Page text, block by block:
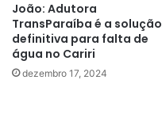
João: Adutora
TransParaíba é a solução
definitiva para falta de
água no Cariri
dezembro 17, 2024